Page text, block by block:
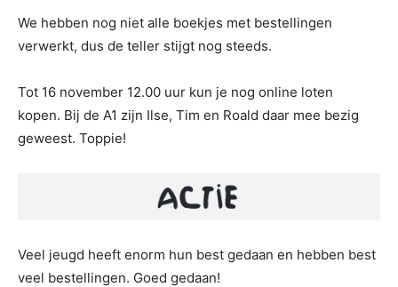
We hebben nog niet alle boekjes met bestellingen
verwerkt, dus de teller stijgt nog steeds.
Tot 16 november 12.00 uur kun je nog online loten
kopen. Bij de A1 zijn Ilse, Tim en Roald daar mee bezig
geweest. Toppie!
Veel jeugd heeft enorm hun best gedaan en hebben best
veel bestellingen. Goed gedaan!